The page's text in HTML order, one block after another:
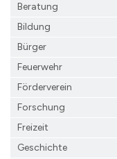
Beratung
Bildung
Bürger
Feuerwehr
Förderverein
Forschung
Freizeit
Geschichte